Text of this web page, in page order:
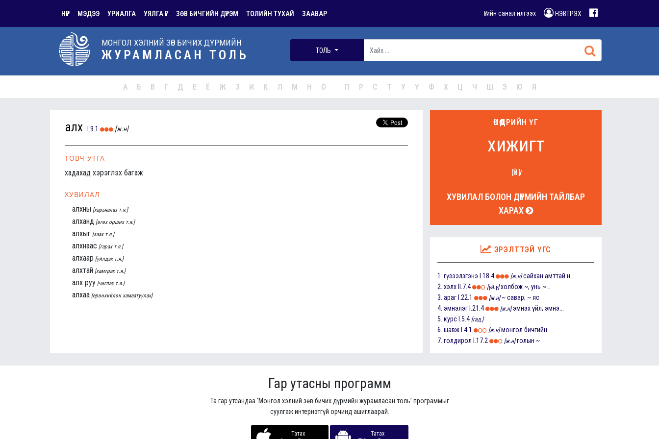
НҮҮР МЭДЭЭ УРИАЛГА УЯЛГА ҮГ ЗӨВ БИЧГИЙН ДҮРЭМ ТОЛИЙН ТУХАЙ ЗААВАР Үгийн санал илгээх НЭВТРЭХ
МОНГОЛ ХЭЛНИЙ ЗӨВ БИЧИХ ДҮРМИЙН
ЖУРАМЛАСАН ТОЛЬ ТОЛЬ
А Б В Г Д Е Ё Ж З И К Л М Н О П Р С Т У Ү Ф Х Ц Ч Ш Э Ю Я
алх I.9.1 [ж.н]
ТОВЧ УТГА
хадахад хэрэглэх багаж
ХУВИЛАЛ
алхны [харьяалах т.я.]
алханд [өгөх орших т.я.]
алхыг [заах т.я.]
алхнаас [гарах т.я.]
алхаар [үйлдэх т.я.]
алхтай [хамтрах т.я.]
алх руу [чиглэх т.я.]
алхаа [ерөнхийлөн хамаатуулах]
ӨНӨӨДРИЙН ҮГ
хижигт
[ҮЙ.Ү]
ХУВИЛАЛ БОЛОН ДҮРМИЙН ТАЙЛБАР
ХАРАХ
ЭРЭЛТТЭЙ ҮГС
1. гүзээлзгэнэ I.18.4 [ж.н] сайхан амттай н...
2. хэлх II.7.4 [үй.ү] холбож ~, унь ~...
3. араг I.22.1 [ж.н] ~ савар; ~ яс
4. эмнэлэг I.21.4 [ж.н] эмнэх үйл; эмнэ...
5. курс I.5.4 [гад.]
6. шавж I.4.1 [ж.н] монгол бичгийн ...
7. голдирол I.17.2 [ж.н] голын ~
Гар утасны программ
Та гар утсандаа ‘Монгол хэлний зөв бичих дүрмийн журамласан толь’ программыг
суулгаж интернэтгүй орчинд ашиглаарай.
Татах Татах